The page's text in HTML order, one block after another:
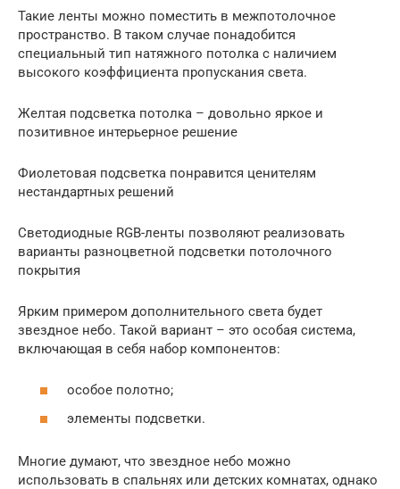
Такие ленты можно поместить в межпотолочное
пространство. В таком случае понадобится
специальный тип натяжного потолка с наличием
высокого коэффициента пропускания света.
Желтая подсветка потолка – довольно яркое и
позитивное интерьерное решение
Фиолетовая подсветка понравится ценителям
нестандартных решений
Светодиодные RGB-ленты позволяют реализовать
варианты разноцветной подсветки потолочного
покрытия
Ярким примером дополнительного света будет
звездное небо. Такой вариант – это особая система,
включающая в себя набор компонентов:
особое полотно;
элементы подсветки.
Многие думают, что звездное небо можно
использовать в спальнях или детских комнатах, однако